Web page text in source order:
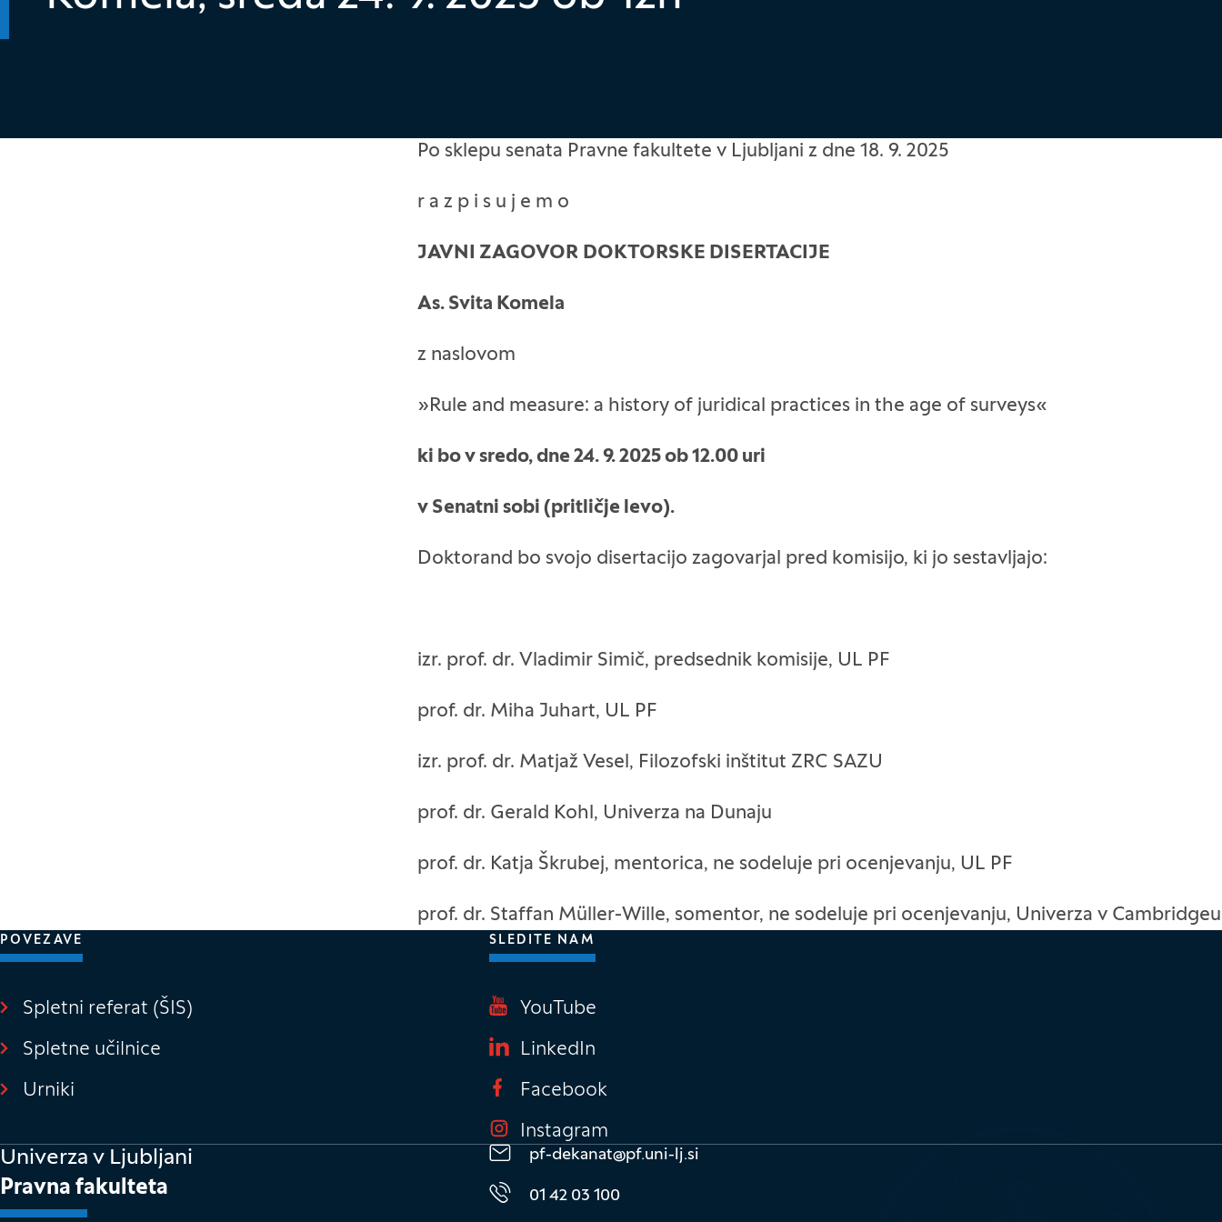
Po sklepu senata Pravne fakultete v Ljubljani z dne 18. 9. 2025
r a z p i s u j e m o
JAVNI ZAGOVOR DOKTORSKE DISERTACIJE
As. Svita Komela
z naslovom
»Rule and measure: a history of juridical practices in the age of surveys«
ki bo v sredo, dne 24. 9. 2025 ob 12.00 uri
v Senatni sobi (pritličje levo).
Doktorand bo svojo disertacijo zagovarjal pred komisijo, ki jo sestavljajo:
izr. prof. dr. Vladimir Simič, predsednik komisije, UL PF
prof. dr. Miha Juhart, UL PF
izr. prof. dr. Matjaž Vesel, Filozofski inštitut ZRC SAZU
prof. dr. Gerald Kohl, Univerza na Dunaju
prof. dr. Katja Škrubej, mentorica, ne sodeluje pri ocenjevanju, UL PF
prof. dr. Staffan Müller-Wille, somentor, ne sodeluje pri ocenjevanju, Univerza v Cambridgeu
POVEZAVE
Spletni referat (ŠIS)
Spletne učilnice
Urniki
SLEDITE NAM
YouTube
LinkedIn
Facebook
Instagram
Univerza v Ljubljani
Pravna fakulteta
pf-dekanat@pf.uni-lj.si
01 42 03 100